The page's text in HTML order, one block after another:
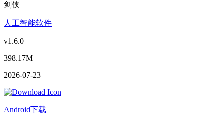
剑侠
人工智能软件
v1.6.0
398.17M
2026-07-23
Android下载